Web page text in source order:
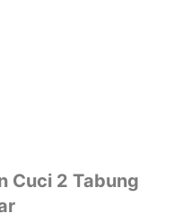
Cuci 2 Tabung